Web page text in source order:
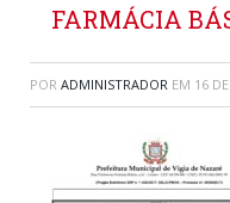
FARMÁCIA
POR ADMINISTRADOR EM 16